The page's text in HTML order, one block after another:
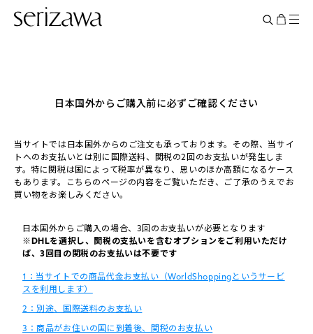
日本国外からご購入前に必ずご確認ください
当サイトでは日本国外からのご注文も承っております。その際、当サイ
トへのお支払いとは別に国際送料、関税の2回のお支払いが発生しま
す。特に関税は国によって税率が異なり、思いのほか高額になるケース
もあります。こちらのページの内容をご覧いただき、ご了承のうえでお
買い物をお楽しみください。
日本国外からご購入の場合、3回のお支払いが必要となります
※DHLを選択し、関税の支払いを含むオプションをご利用いただけ
ば、3回目の関税のお支払いは不要です
1：当サイトでの商品代金お支払い（WorldShoppingというサービ
スを利用します）
2：別途、国際送料のお支払い
3：商品がお住いの国に到着後、関税のお支払い